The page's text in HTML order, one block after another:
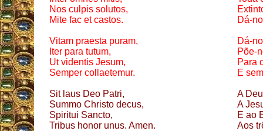
Nos culpis solutos,
Mite fac et castos.
Vitam praesta puram,
Iter para tutum,
Ut videntis Jesum,
Semper collaetemur.
Sit laus Deo Patri,
Summo Christo decus,
Spiritui Sancto,
Tribus honor unus. Amen.
Dá-
Dá-
Põe-
Para
E
A
A
E ao
Aos